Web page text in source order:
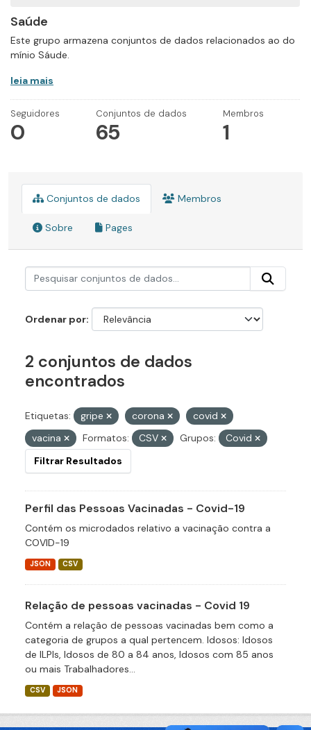
Saúde
Este grupo armazena conjuntos de dados relacionados ao do
mínio Sáude.
leia mais
Seguidores
0
Conjuntos de dados
65
Membros
1
Conjuntos de dados Membros
Sobre Pages
Ordenar por
2 conjuntos de dados
encontrados
Etiquetas: gripe corona
covid
vacina
Formatos: CSV Grupos:
Covid
Filtrar Resultados
Perfil das Pessoas Vacinadas - Covid-19
Contém os microdados relativo a vacinação contra a
COVID-19
JSON CSV
Relação de pessoas vacinadas - Covid 19
Contém a relação de pessoas vacinadas bem como a
categoria de grupos a qual pertencem. Idosos: Idosos
de ILPIs, Idosos de 80 a 84 anos, Idosos com 85 anos
ou mais Trabalhadores...
CSV JSON